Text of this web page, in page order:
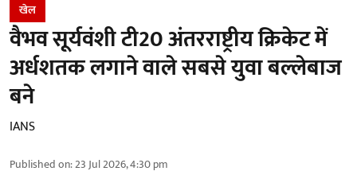
खेल
वैभव सूर्यवंशी टी20 अंतरराष्ट्रीय क्रिकेट में
अर्धशतक लगाने वाले सबसे युवा बल्लेबाज
बने
IANS
Published on:23 Jul 2026, 4:30 pm